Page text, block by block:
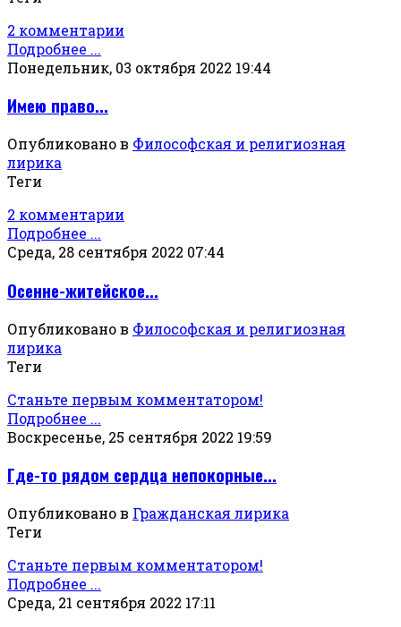
2 комментарии
Подробнее ...
Понедельник, 03 октября 2022 19:44
Имею право...
Опубликовано в Философская и религиозная
лирика
Теги
2 комментарии
Подробнее ...
Среда, 28 сентября 2022 07:44
Осенне-житейское...
Опубликовано в Философская и религиозная
лирика
Теги
Станьте первым комментатором!
Подробнее ...
Воскресенье, 25 сентября 2022 19:59
Где-то рядом сердца непокорные...
Опубликовано в Гражданская лирика
Теги
Станьте первым комментатором!
Подробнее ...
Среда, 21 сентября 2022 17:11